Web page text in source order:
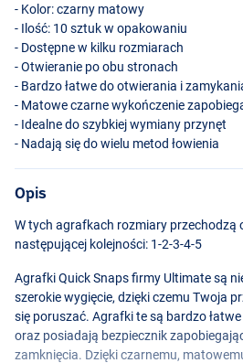
- Kolor: czarny matowy
- Ilość: 10 sztuk w opakowaniu
- Dostępne w kilku rozmiarach
- Otwieranie po obu stronach
- Bardzo łatwe do otwierania i
- Matowe czarne wykończenie
- Idealne do szybkiej wymiany przynęt
- Nadają się do wielu metod łowienia
Opis
W tych agrafkach rozmiary przechodzą
następującej kolejności: 1-2-3-4-5
Agrafki Quick Snaps firmy Ultimate są
szerokie wygięcie, dzięki czemu Twoja
się poruszać. Agrafki te są bardzo
oraz posiadają bezpiecznik
zamknięcia. Dzięki czarnemu,